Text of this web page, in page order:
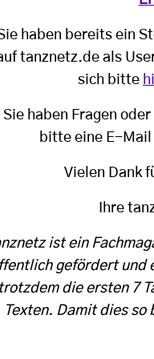
haben bereits ein
tanznetz.de als
sich bitte
Sie haben Fragen
bitte eine E-Mail
Vielen Dank
Ihre
ist ein
gefördert und
die ersten 7
Texten. Damit dies so